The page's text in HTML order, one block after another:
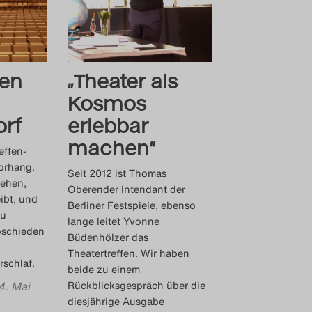
und
Mai
„Theater als
Kosmos
erlebbar
machen“
Seit 2012 ist Thomas
Oberender Intendant der
Berliner Festspiele, ebenso
lange leitet Yvonne
Büdenhölzer das
Theatertreffen. Wir haben
beide zu einem
Rückblicksgespräch über die
diesjährige Ausgabe